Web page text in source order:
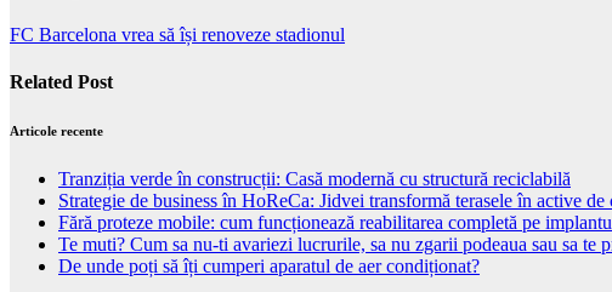
FC Barcelona vrea să își renoveze stadionul
Related Post
Articole recente
Tranziția verde în construcții: Casă modernă cu structură reciclabilă
Strategie de business în HoReCa: Jidvei transformă terasele în active
Fără proteze mobile: cum funcționează reabilitarea completă pe
Te muti? Cum sa nu-ti avariezi lucrurile, sa nu zgarii podeaua sau sa te
De unde poți să îți cumperi aparatul de aer condiționat?